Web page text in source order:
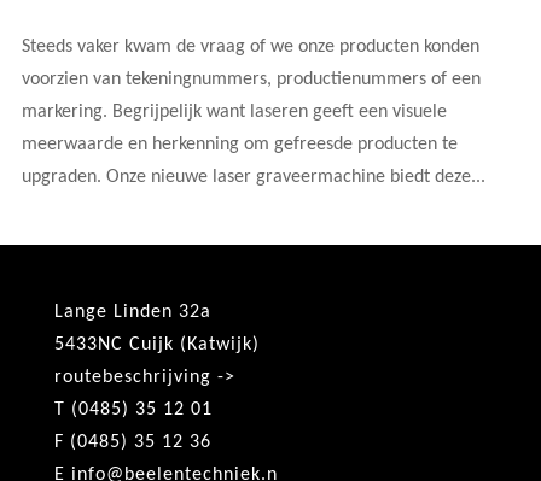
Steeds vaker kwam de vraag of we onze producten konden
voorzien van tekeningnummers, productienummers of een
markering. Begrijpelijk want laseren geeft een visuele
meerwaarde en herkenning om gefreesde producten te
upgraden. Onze nieuwe laser graveermachine biedt deze...
Lange Linden 32a
5433NC Cuijk (Katwijk)
routebeschrijving ->
T (0485) 35 12 01
F (0485) 35 12 36
E info@beelentechniek.n